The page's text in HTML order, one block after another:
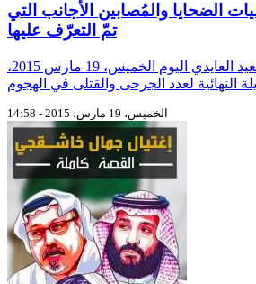
الضحايا والمُصابين الأجانب التي
تمّ التعرّف عليها
كشف وزير الصحّة سعيد العايدي اليوم الخميس، 19 مارس 2015،
الخميس، 19 مارس، 2015 - 14:58